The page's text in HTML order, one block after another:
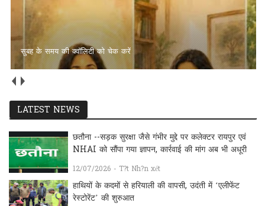
ब्रह्माकुमारीज़ सरकंडा बिलासपुर में हुआ दो दिवसीय योग तपस्या कार्यक्रम
LATEST NEWS
छतौना --सड़क सुरक्षा जैसे गंभीर मुद्दे पर कलेक्टर रायपुर एवं
NHAI को सौंपा गया ज्ञापन, कार्रवाई की मांग अब भी अधूरी
12/07/2026 - T?t Nh?n xét
हाथियों के कदमों से हरियाली की वापसी, उदंती में ‘एलीफेंट
रेस्टोरेंट’ की शुरुआत